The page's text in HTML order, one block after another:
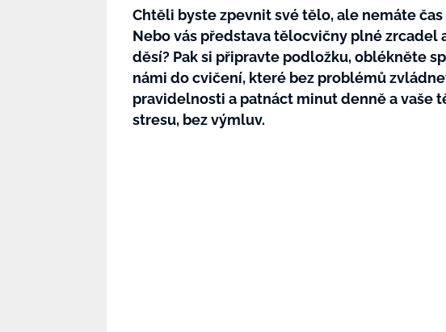
Chtěli byste zpevnit své tělo, ale nemáte
Nebo vás představa tělocvičny plné zrcadel
děsí? Pak si připravte podložku, oblékněte
námi do cvičení, které bez problémů
pravidelnosti a patnáct minut denně a vaše
stresu, bez výmluv.